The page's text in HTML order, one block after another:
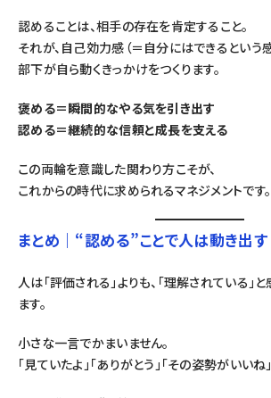
認めることは、相手の存在を肯定すること。
それが、自己効力感（＝自分にはできるという
部下が自ら動くきっかけをつくります。
褒める＝瞬間的なやる気を引き出す
認める＝継続的な信頼と成長を支える
この両輪を意識した関わり方こそが、
これからの時代に求められるマネジメントです。
まとめ｜“認める”ことで人は動き出す
人は「評価される」よりも、「理解されている」
ます。
小さな一言でかまいません。
「見ていたよ」「ありがとう」「その姿勢がいいね」